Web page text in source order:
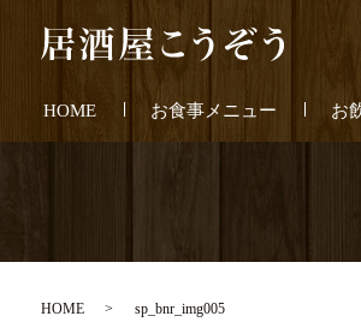
HOME お食事メニュー お
HOME sp_bnr_img005